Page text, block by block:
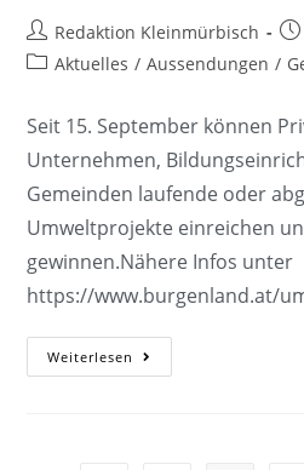
Redaktion Kleinmürbisch
Aktuelles / Aussendungen /
Seit 15. September können
Unternehmen,
Gemeinden laufende oder
Umweltprojekte einreichen
gewinnen.Nähere Infos unter
https://www.burgenland.at/
Weiterlesen